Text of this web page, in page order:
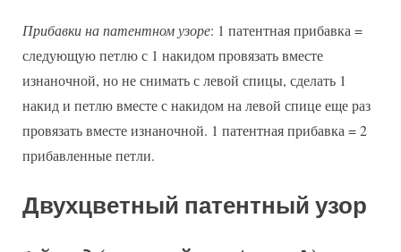
Прибавки на патентном узоре: 1 патентная прибавка =
следующую петлю с 1 накидом провязать вместе
изнаночной, но не снимать с левой спицы, сделать 1
накид и петлю вместе с накидом на левой спице еще раз
провязать вместе изнаночной. 1 патентная прибавка = 2
прибавленные петли.
Двухцветный патентный узор